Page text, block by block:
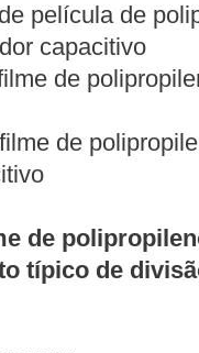
película de
capacitivo
de
de
de
típico de